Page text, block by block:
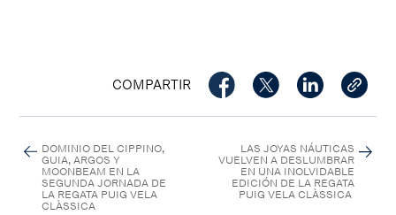
COMPARTIR
DOMINIO DEL CIPPINO,
GUIA, ARGOS Y
MOONBEAM EN LA
SEGUNDA JORNADA DE
LA REGATA PUIG VELA
CLÀSSICA
LAS JOYAS NÁUTICAS
VUELVEN A DESLUMBRAR
EN UNA INOLVIDABLE
EDICIÓN DE LA REGATA
PUIG VELA CLÀSSICA